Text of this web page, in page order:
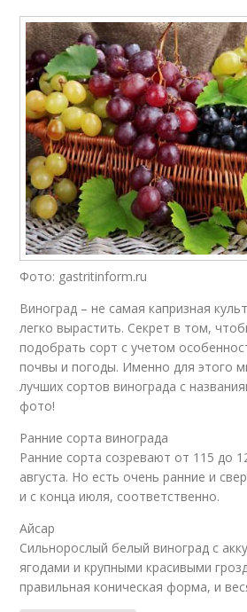
Фото: gastritinform.ru
Виноград – не самая капризная
легко вырастить. Секрет в том,
подобрать сорт с учетом
почвы и погоды. Именно для этого
лучших сортов винограда с
фото!
Ранние сорта винограда
Ранние сорта созревают от 115 до
августа. Но есть очень ранние и
и с конца июля, соответственно.
Айсар
Сильнорослый белый виноград с
ягодами и крупными красивыми
правильная коническая форма, и